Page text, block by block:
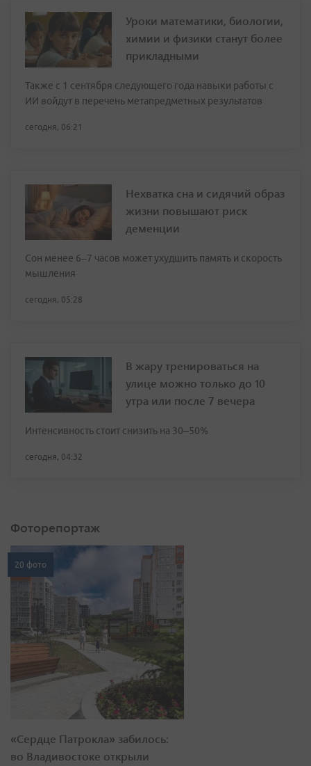
Уроки математики, биологии,
химии и физики станут более
прикладными
Также с 1 сентября следующего года навыки работы с
ИИ войдут в перечень метапредметных результатов
сегодня, 06:21
Нехватка сна и сидячий образ
жизни повышают риск
деменции
Сон менее 6–7 часов может ухудшить память и скорость
мышления
сегодня, 05:28
В жару тренироваться на
улице можно только до 10
утра или после 7 вечера
Интенсивность стоит снизить на 30–50%
сегодня, 04:32
Фоторепортаж
20 фото
«Сердце Патрокла» забилось:
во Владивостоке открыли